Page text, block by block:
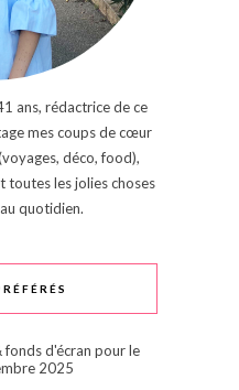
ans, rédactrice de ce
mes coups de cœur
déco, food),
toutes les jolies choses
quotidien.
fonds d'écran pour le
2025